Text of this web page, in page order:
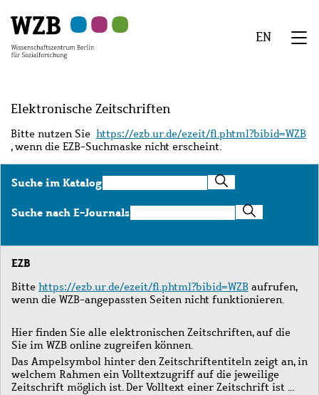
Hauptinhalt
springen
Navigation
springen
Suche
springen
Sekundärnavigation
springen
Fußzeile
springen
EN
Elektronische Zeitschriften
Bitte nutzen Sie https://ezb.ur.de/ezeit/fl.phtml?bibid=WZB
, wenn die EZB-Suchmaske nicht erscheint.
Suche im KatalogSuche
im
Katalog
Suche nach E-JournalsSuche
nach
Journals
EZB
Bitte https://ezb.ur.de/ezeit/fl.phtml?bibid=WZB aufrufen,
wenn die WZB-angepassten Seiten nicht funktionieren.
Hier finden Sie alle elektronischen Zeitschriften, auf die
Sie im WZB online zugreifen können.
Das Ampelsymbol hinter den Zeitschriftentiteln zeigt an, in
welchem Rahmen ein Volltextzugriff auf die jeweilige
Zeitschrift möglich ist. Der Volltext einer Zeitschrift ist …